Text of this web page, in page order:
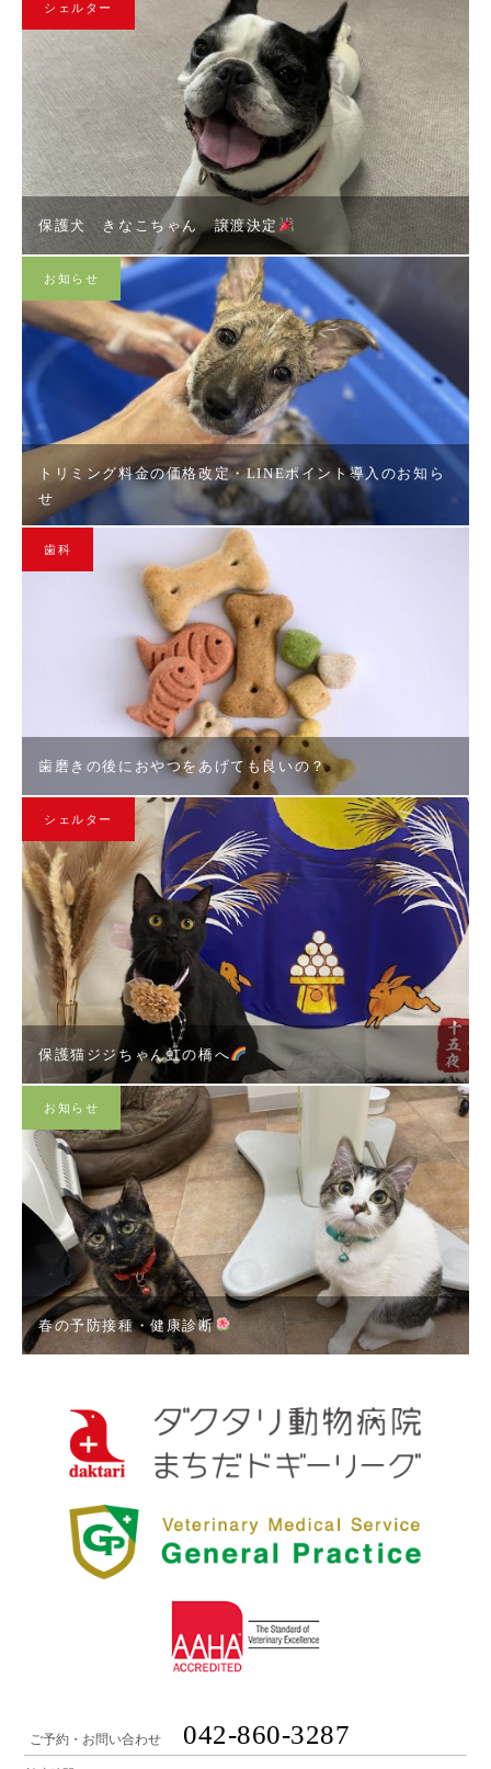
シェルター
保護犬 きなこちゃん 譲渡決定
お知らせ
トリミング料金の価格改定・LINEポイント導入のお知ら
せ
歯科
歯磨きの後におやつをあげても良いの？
シェルター
保護猫ジジちゃん虹の橋へ
お知らせ
春の予防接種・健康診断
ご予約・お問い合わせ 042-860-3287